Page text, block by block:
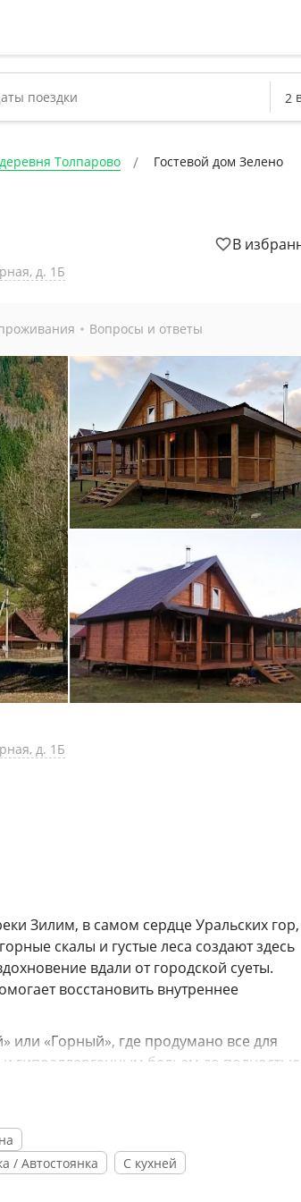
деревня Толпарово Гостевой дом Зелено
д. 1Б
В
Вопросы и ответы
д. 1Б
Зилим, в самом сердце Уральских гор,
скалы и густые леса создают здесь
вдали от городской суеты.
восстановить внутреннее
или «Горный», где продумано все для
гипоаллергенным бельем до полностью
санузлы с гигиеническим душем. Из окон
с тщательно сконструированной печью,
контрастные обливания из кадки и
/ Автостоянка С кухней